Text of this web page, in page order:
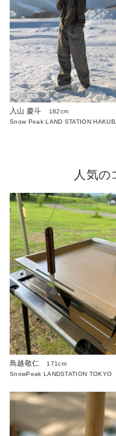
入山 慶斗
182cm
Snow Peak LAND STATION
人気の
鳥越敬仁
171cm
SnowPeak LANDSTATION TOKYO